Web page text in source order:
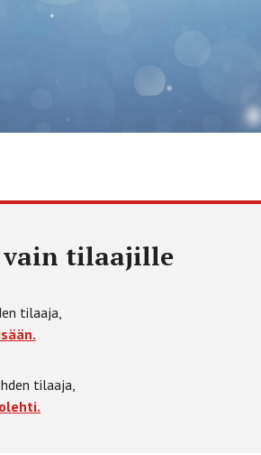
vain tilaajille
tilaaja,
tilaaja,